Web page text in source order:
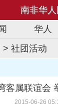
南非华人
华人
> 社团活动
客属联谊会
2015-06-26